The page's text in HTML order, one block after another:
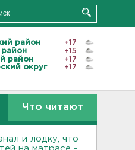
район
+17
район
+15
район
+17
округ
+17
Что читают
и лодку, что